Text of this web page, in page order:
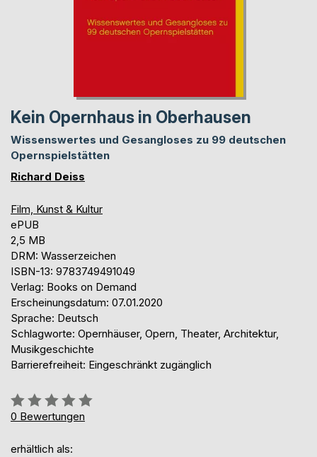
Kein Opernhaus in Oberhausen
Wissenswertes und Gesangloses zu 99 deutschen
Opernspielstätten
Richard Deiss
Film, Kunst & Kultur
ePUB
2,5 MB
DRM: Wasserzeichen
ISBN-13: 9783749491049
Verlag: Books on Demand
Erscheinungsdatum: 07.01.2020
Sprache: Deutsch
Schlagworte: Opernhäuser, Opern, Theater, Architektur,
Musikgeschichte
Barrierefreiheit: Eingeschränkt zugänglich
Bewertung::
0%
0 Bewertungen
erhältlich als: